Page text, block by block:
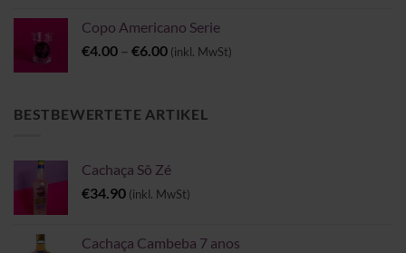
Copo Americano Serie
€4.00 – €6.00Preisspanne:
€6.00
(inkl. MwSt)
BESTBEWERTETE ARTIKEL
Cachaça Sô Zé
€34.90 (inkl. MwSt)
Cachaça Cambeba 7 anos